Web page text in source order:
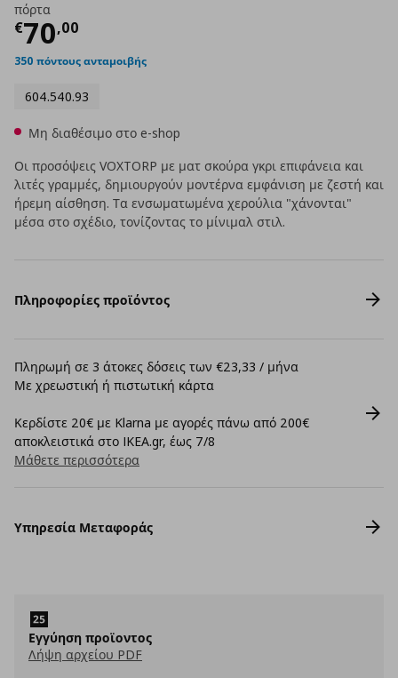
πόρτα
€70,00
Τρέχουσα τιμή
350 πόντους ανταμοιβής
604.540.93
Μη διαθέσιμο στο e-shop
Οι προσόψεις VOXTORP με ματ σκούρα γκρι επιφάνεια και
λιτές γραμμές, δημιουργούν μοντέρνα εμφάνιση με ζεστή και
ήρεμη αίσθηση. Τα ενσωματωμένα χερούλια "χάνονται"
μέσα στο σχέδιο, τονίζοντας το μίνιμαλ στιλ.
Πληροφορίες προϊόντος
Πληρωμή σε 3 άτοκες δόσεις των €23,33 / μήνα
Με χρεωστική ή πιστωτική κάρτα
Κερδίστε 20€ με Klarna με αγορές πάνω από 200€
αποκλειστικά στο IKEA.gr, έως 7/8
Μάθετε περισσότερα
Υπηρεσία Μεταφοράς
Εγγύηση προϊοντος
Λήψη αρχείου PDF